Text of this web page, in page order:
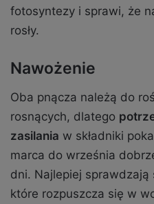
fotosyntezy i sprawi, że
rosły.
Nawożenie
Oba pnącza należą do
rosnących, dlatego
zasilania w składniki
marca do września
dni. Najlepiej sprawdzają
które rozpuszcza się w